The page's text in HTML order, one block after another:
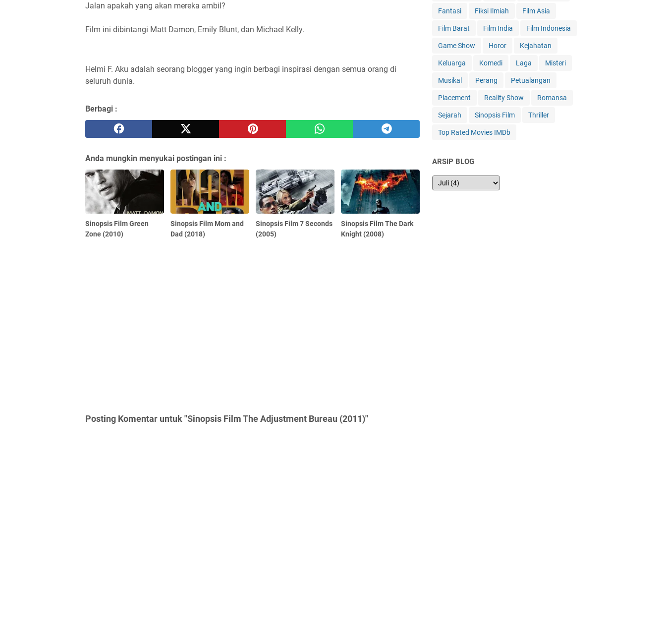
Jalan apakah yang akan mereka ambil?
Film ini dibintangi Matt Damon, Emily Blunt, dan Michael Kelly.
Helmi F. Aku adalah seorang blogger yang ingin berbagi inspirasi dengan semua orang di
seluruh dunia.
Berbagi :
Anda mungkin menyukai postingan ini :
Sinopsis Film Green
Zone (2010)
Sinopsis Film Mom and
Dad (2018)
Sinopsis Film 7 Seconds
(2005)
Sinopsis Film The Dark
Knight (2008)
Posting Komentar untuk "Sinopsis Film The Adjustment Bureau (2011)"
Fantasi Fiksi Ilmiah Film Asia
Film Barat Film India Film Indonesia
Game Show Horor Kejahatan
Keluarga Komedi Laga Misteri
Musikal Perang Petualangan
Placement Reality Show Romansa
Sejarah Sinopsis Film Thriller
Top Rated Movies IMDb
ARSIP BLOG